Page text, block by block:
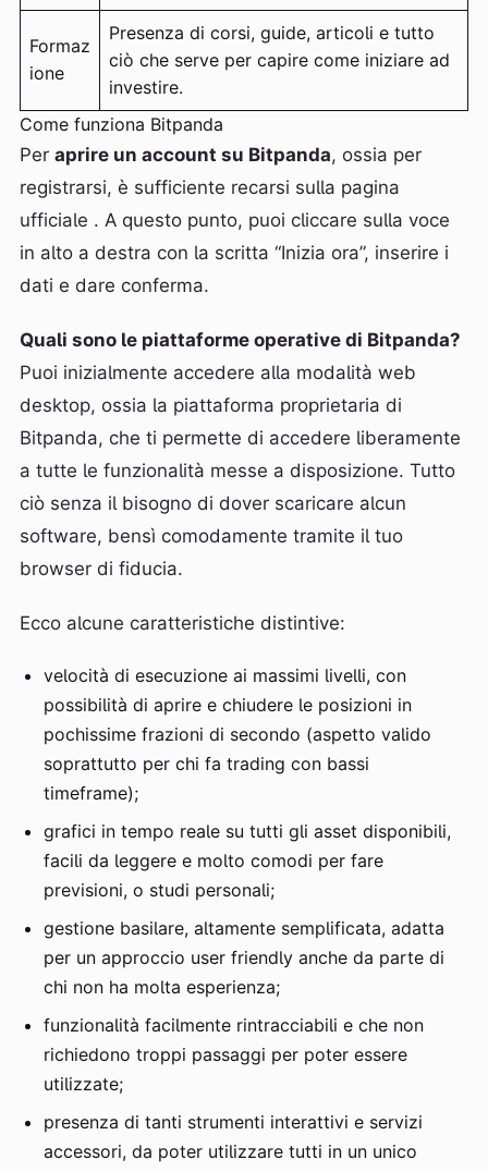
Formaz
ione
Presenza di corsi, guide, articoli e tutto
ciò che serve per capire come iniziare ad
investire.
Come funziona Bitpanda
Per aprire un account su Bitpanda, ossia per
registrarsi, è sufficiente recarsi sulla pagina
ufficiale . A questo punto, puoi cliccare sulla voce
in alto a destra con la scritta “Inizia ora”, inserire i
dati e dare conferma.
Quali sono le piattaforme operative di Bitpanda?
Puoi inizialmente accedere alla modalità web
desktop, ossia la piattaforma proprietaria di
Bitpanda, che ti permette di accedere liberamente
a tutte le funzionalità messe a disposizione. Tutto
ciò senza il bisogno di dover scaricare alcun
software, bensì comodamente tramite il tuo
browser di fiducia.
Ecco alcune caratteristiche distintive:
velocità di esecuzione ai massimi livelli, con
possibilità di aprire e chiudere le posizioni in
pochissime frazioni di secondo (aspetto valido
soprattutto per chi fa trading con bassi
timeframe);
grafici in tempo reale su tutti gli asset disponibili,
facili da leggere e molto comodi per fare
previsioni, o studi personali;
gestione basilare, altamente semplificata, adatta
per un approccio user friendly anche da parte di
chi non ha molta esperienza;
funzionalità facilmente rintracciabili e che non
richiedono troppi passaggi per poter essere
utilizzate;
presenza di tanti strumenti interattivi e servizi
accessori, da poter utilizzare tutti in un unico